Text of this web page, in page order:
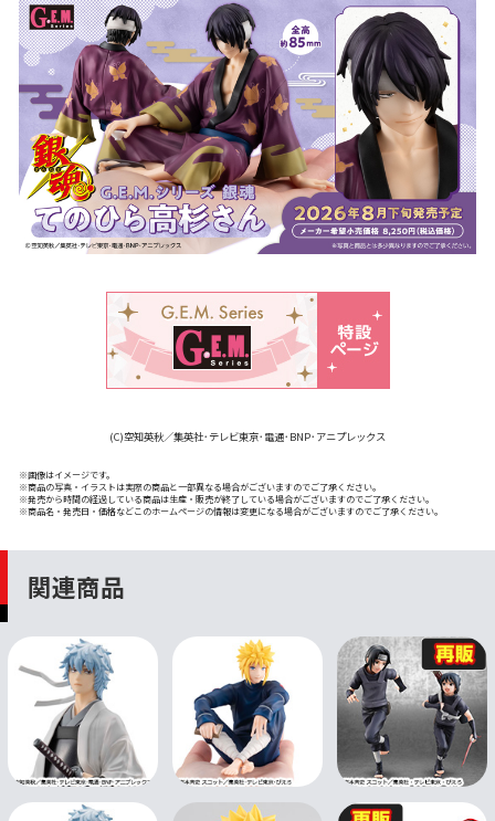
(C)空知英秋／集英社･テレビ東京･電通･BNP･アニプレックス
※画像はイメージです。
※商品の写真・イラストは実際の商品と一部異なる場合がございますのでご了承ください。
※発売から時間の経過している商品は生産・販売が終了している場合がございますのでご了承ください。
※商品名・発売日・価格などこのホームページの情報は変更になる場合がございますのでご了承ください。
関連商品